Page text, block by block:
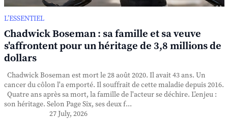
L’ESSENTIEL
Chadwick Boseman : sa famille et sa veuve
s'affrontent pour un héritage de 3,8 millions de
dollars
Chadwick Boseman est mort le 28 août 2020. Il avait 43 ans. Un
cancer du côlon l'a emporté. Il souffrait de cette maladie depuis 2016.
Quatre ans après sa mort, la famille de l'acteur se déchire. L'enjeu :
son héritage. Selon Page Six, ses deux f...
27 July, 2026